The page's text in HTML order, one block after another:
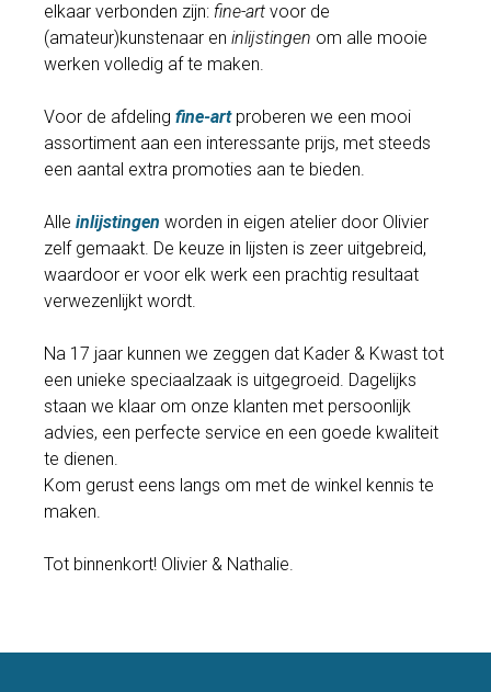
elkaar verbonden zijn: fine-art voor de
(amateur)kunstenaar en inlijstingen om alle mooie
werken volledig af te maken.
Voor de afdeling fine-art proberen we een mooi
assortiment aan een interessante prijs, met steeds
een aantal extra promoties aan te bieden.
Alle inlijstingen worden in eigen atelier door Olivier
zelf gemaakt. De keuze in lijsten is zeer uitgebreid,
waardoor er voor elk werk een prachtig resultaat
verwezenlijkt wordt.
Na 17 jaar kunnen we zeggen dat Kader & Kwast tot
een unieke speciaalzaak is uitgegroeid. Dagelijks
staan we klaar om onze klanten met persoonlijk
advies, een perfecte service en een goede kwaliteit
te dienen.
Kom gerust eens langs om met de winkel kennis te
maken.
Tot binnenkort! Olivier & Nathalie.